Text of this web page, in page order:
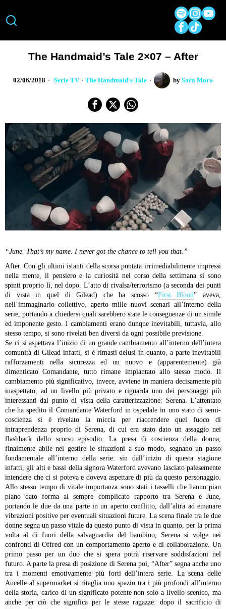
The Handmaid’s Tale 2×07 – After
02/06/2018 Serie TV · The Handmaid's Tale by Sara Moro
“June. That’s my name. I never got the chance to tell you that.”
After. Con gli ultimi istanti della scorsa puntata irrimediabilmente impressi
nella mente, il pensiero e la curiosità nel corso della settimana si sono
spinti proprio lì, nel dopo. L’atto di rivalsa/terrorismo (a seconda dei punti
di vista in quel di Gilead) che ha scosso “First Blood” aveva,
nell’immaginario collettivo, aperto mille nuovi scenari all’interno della
serie, portando a chiedersi quali sarebbero state le conseguenze di un simile
ed imponente gesto. I cambiamenti erano dunque inevitabili, tuttavia, allo
stesso tempo, si sono rivelati ben diversi da ogni possibile previsione.
Se ci si aspettava l’inizio di un grande cambiamento all’interno dell’intera
comunità di Gilead infatti, si è rimasti delusi in quanto, a parte inevitabili
rafforzamenti nella sicurezza ed un nuovo e (apparentemente) già
dimenticato Comandante, tutto rimane impiantato allo stesso modo. Il
cambiamento più significativo, invece, avviene in maniera decisamente più
inaspettato, ad un livello più privato e riguarda uno dei personaggi più
interessanti dal punto di vista della caratterizzazione: Serena.
L’attentato
che ha spedito il Comandante Waterford in ospedale in uno stato di semi-
coscienza si è rivelato la miccia per riaccendere quel fuoco di
intraprendenza proprio di Serena, di cui era stato dato un assaggio nei
flashback dello scorso episodio. La presa di coscienza della donna,
finalmente abile nel gestire le situazioni a suo modo, segnano un passo
fondamentale all’interno della serie: sin dall’inizio di questa stagione
infatti, gli alti e bassi della signora Waterford avevano lasciato palesemente
intendere che ci si poteva e doveva aspettare di più da questo personaggio.
Allo stesso tempo di vitale importanza sono stati i tasselli che hanno pian
piano dato forma al sempre complicato rapporto tra Serena e June,
portando le due da una parte in un aperto conflitto, dall’altra ad emanare
vibrazioni positive per eventuali situazioni future. La scena finale tra le due
donne segna un passo vitale da questo punto di vista in quanto, per la prima
volta al di fuori della salvaguardia del bambino, Serena si volge nei
confronti di Offred con un comportamento aperto e di collaborazione. Un
primo passo per un duo che si spera potrà riservare soddisfazioni nel
futuro. A parte la presa di posizione di Serena poi, “After” segna anche uno
tra i momenti emotivamente più forti dell’intera serie. La scena delle
Ancelle al supermarket si ritaglia uno spazio tra i più profondi all’interno
della storia, carico di un significato potente non solo a livello scenico, ma
anche per ciò che significa per le stesse ragazze: dopo il sacrificio di